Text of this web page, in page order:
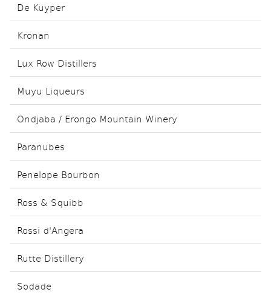
De Kuyper
Kronan
Lux Row Distillers
Muyu Liqueurs
Ondjaba / Erongo Mountain Winery
Paranubes
Penelope Bourbon
Ross & Squibb
Rossi d'Angera
Rutte Distillery
Sodade